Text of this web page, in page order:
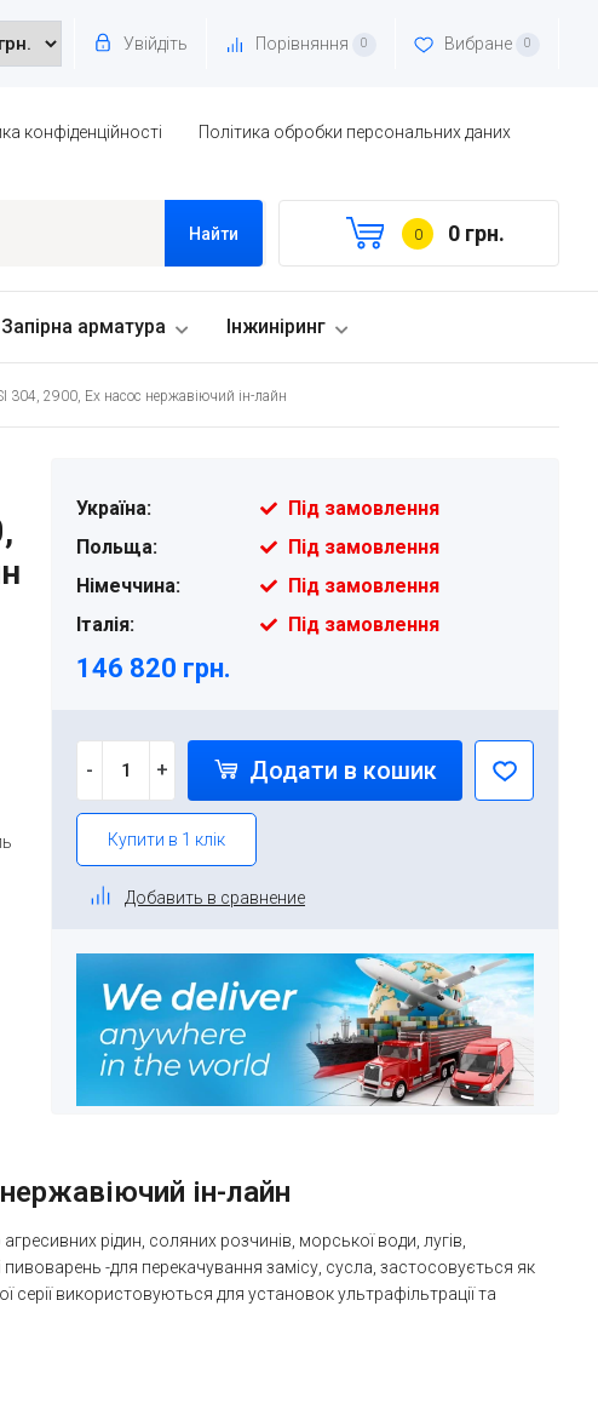
Увійдіть Порівняння 0 Вибране 0
конфіденційності Політика обробки персональних даних
Найти 0 0 грн.
Запірна арматура Інжиніринг
2900, Ex насос нержавіючий ін-лайн
Україна:
Під замовлення
Польща:
Під замовлення
Німеччина:
Під замовлення
Італія:
Під замовлення
146 820 грн.
- + Додати в кошик
Купити в 1 клік
Добавить в сравнение
ін-лайн
рідин, соляних розчинів, морської води, лугів,
-для перекачування замісу, сусла, застосовується як
використовуються для установок ультрафільтрації та